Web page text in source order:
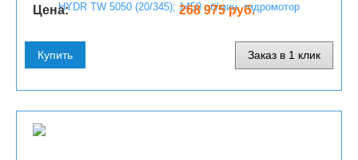
Цена: 268 975 руб.
Купить Заказ в 1 клик